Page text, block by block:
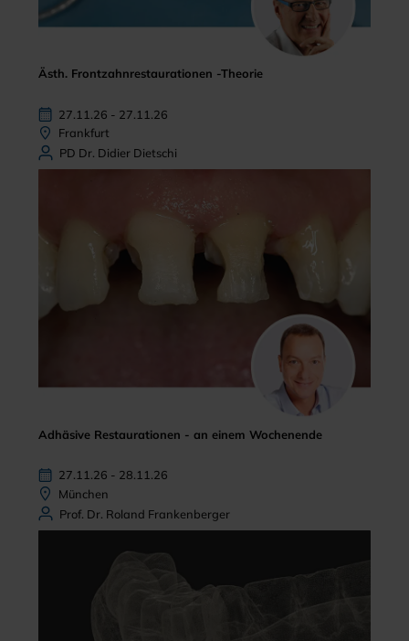
Ästh. Frontzahnrestaurationen -Theorie
27.11.26 - 27.11.26
Frankfurt
PD Dr. Didier Dietschi
Adhäsive Restaurationen - an einem Wochenende
27.11.26 - 28.11.26
München
Prof. Dr. Roland Frankenberger